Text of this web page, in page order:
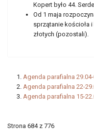
Kopert było 44.
Od 1 maja
sprzątanie kościoła
złotych (pozostali).
Agenda parafialna
Agenda parafialna 22-
Agenda parafialna 15-
Strona 684 z 776